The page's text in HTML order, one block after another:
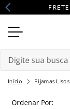
Pijamas Lisos
Ordenar Por
Termos mais buscados
1º camisola